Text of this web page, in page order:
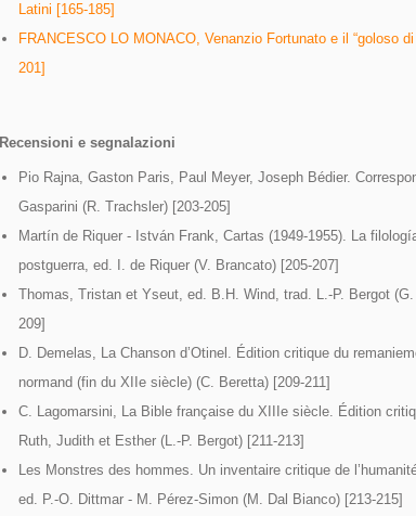
Latini [165-185]
FRANCESCO LO MONACO, Venanzio Fortunato e il “goloso
201]
Recensioni e segnalazioni
Pio Rajna, Gaston Paris, Paul Meyer, Joseph Bédier.
Gasparini (R. Trachsler) [203-205]
Martín de Riquer - István Frank, Cartas (1949-1955). La
postguerra, ed. I. de Riquer (V. Brancato) [205-207]
Thomas, Tristan et Yseut, ed. B.H. Wind, trad. L.-P. Bergot
209]
D. Demelas, La Chanson d’Otinel. Édition critique du
normand (fin du XIIe siècle) (C. Beretta) [209-211]
C. Lagomarsini, La Bible française du XIIIe siècle. Édition
Ruth, Judith et Esther (L.-P. Bergot) [211-213]
Les Monstres des hommes. Un inventaire critique de
ed. P.-O. Dittmar - M. Pérez-Simon (M. Dal Bianco) [213-215]